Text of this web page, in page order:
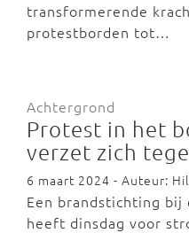
transformerende
protestborden tot…
Achtergrond
Protest in het
verzet zich
6 maart 2024 - Auteur:
Een brandstichting
heeft dinsdag voor